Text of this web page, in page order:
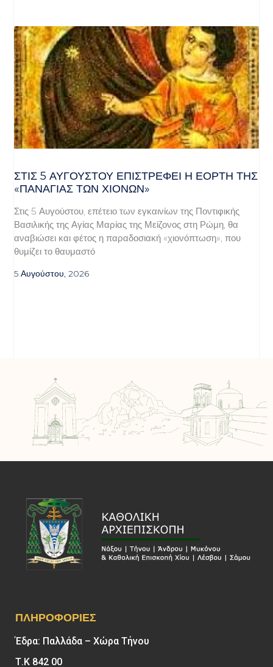
ΣΤΙΣ 5 ΑΥΓΟΎΣΤΟΥ ΕΠΙΣΤΡΈΦΕΙ Η ΕΟΡΤΉ ΤΗΣ
«ΠΑΝΑΓΊΑΣ ΤΩΝ ΧΙΌΝΩΝ»
Στις 5 Αυγούστου, επέτειο των εγκαινίων της Ποντιφικής
Βασιλικής της Αγίας Μαρίας της Μείζονος στη Ρώμη, θα
αναβιώσει και φέτος η παραδοσιακή «χιονόπτωση», που
θυμίζει το θαυμαστό
5 Αυγούστου, 2026
ΠΛΗΡΟΦΟΡΊΕΣ
Έδρα: Παλλάδα – Χώρα Τήνου
Τ.Κ 842 00